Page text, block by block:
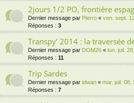
2jours 1/2 PO, frontière
Dernier message par Pierro « ven. sept.
Réponses : 3
Transpy’ 2014 : la traversée
Dernier message par DOM26 « lun. juil.
Réponses : 11
Trip Sardes
Dernier message par idwan « mar. juil. 08,
Réponses : 7